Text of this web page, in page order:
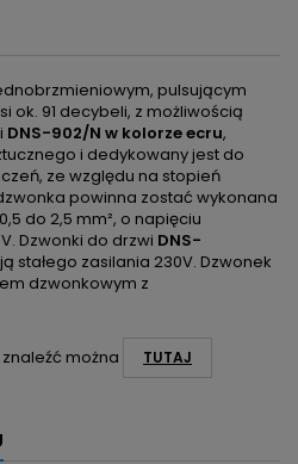
pulsującym
ok. 91 decybeli, z możliwością
DNS-902/N w kolorze ecru,
i dedykowany jest do
ze względu na stopień
powinna zostać wykonana
do 2,5 mm², o napięciu
Dzwonki do drzwi DNS-
stałego zasilania 230V. Dzwonek
dzwonkowym z
można TUTAJ